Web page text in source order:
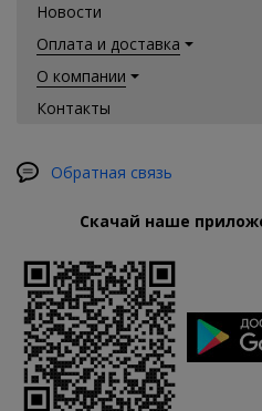
Новости
Оплата и доставка
О компании
Контакты
Обратная связь
Скачай наше